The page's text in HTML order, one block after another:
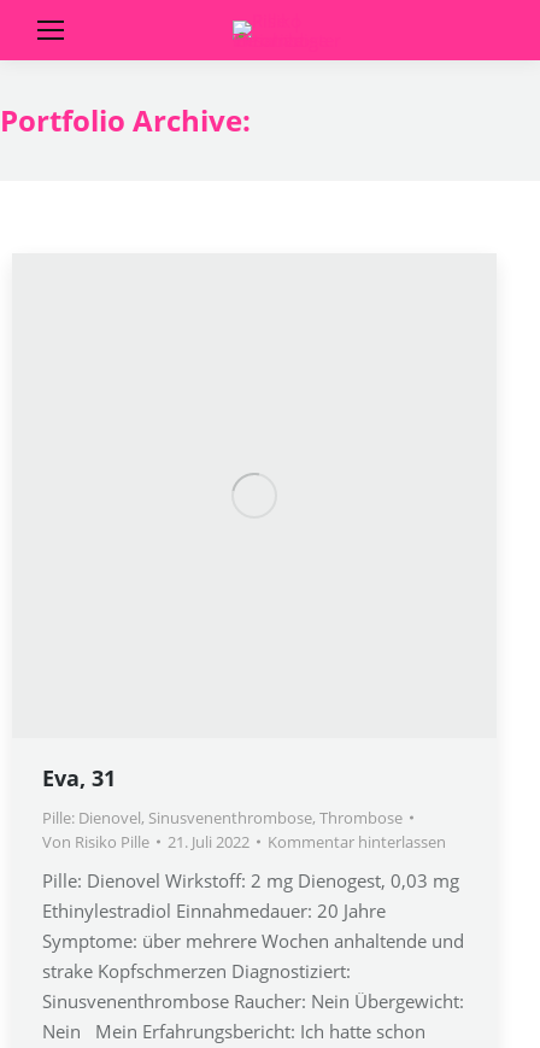
Portfolio Archive:
Eva, 31
Pille: Dienovel, Sinusvenenthrombose, Thrombose
Von Risiko Pille 21. Juli 2022 Kommentar hinterlassen
Pille: Dienovel Wirkstoff: 2 mg Dienogest, 0,03 mg
Ethinylestradiol Einnahmedauer: 20 Jahre
Symptome: über mehrere Wochen anhaltende und
strake Kopfschmerzen Diagnostiziert:
Sinusvenenthrombose Raucher: Nein Übergewicht:
Nein Mein Erfahrungsbericht: Ich hatte schon